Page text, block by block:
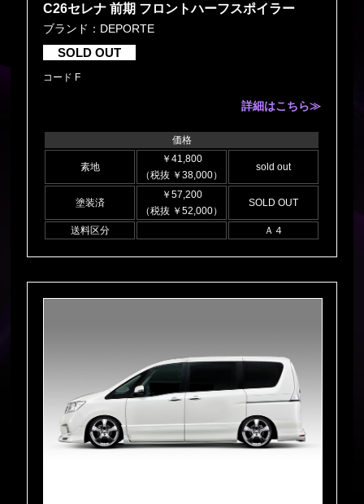
C26セレナ 前期 フロントハーフスポイラー
ブランド：DEPORTE
SOLD OUT
コード F
詳細はこちら≫
価格
素地
￥41,800
（税抜 ￥38,000）
sold out
塗装済
￥57,200
（税抜 ￥52,000）
SOLD OUT
送料区分 Ａ４